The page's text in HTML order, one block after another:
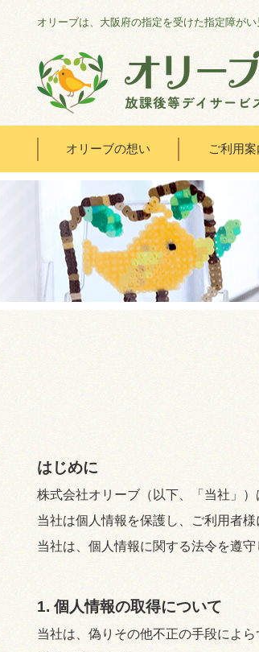
オリーブは、大阪府の指定を受けた指定障がい
オリーブの想い ご利用案
オリーブの想い
ご利用案内
オリーブまなびの家
プライバシーポリシー
認証ページ
はじめに
株式会社オリーブ（以下、「当社」
当社は個人情報を保護し、ご利用者
当社は、個人情報に関する法令を遵
1. 個人情報の取得について
当社は、偽りその他不正の手段によ